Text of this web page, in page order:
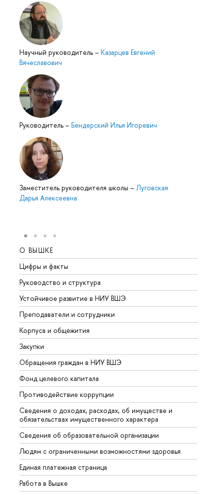
Научный руководитель – Казарцев Евгений
Вячеславович
Руководитель – Бендерский Илья Игоревич
Заместитель руководителя школы – Луговская
Дарья Алексеевна
О ВЫШКЕ
Цифры и факты
Руководство и структура
Устойчивое развитие в НИУ ВШЭ
Преподаватели и сотрудники
Корпуса и общежития
Закупки
Обращения граждан в НИУ ВШЭ
Фонд целевого капитала
Противодействие коррупции
Сведения о доходах, расходах, об имуществе и
обязательствах имущественного характера
Сведения об образовательной организации
Людям с ограниченными возможностями здоровья
Единая платежная страница
Работа в Вышке